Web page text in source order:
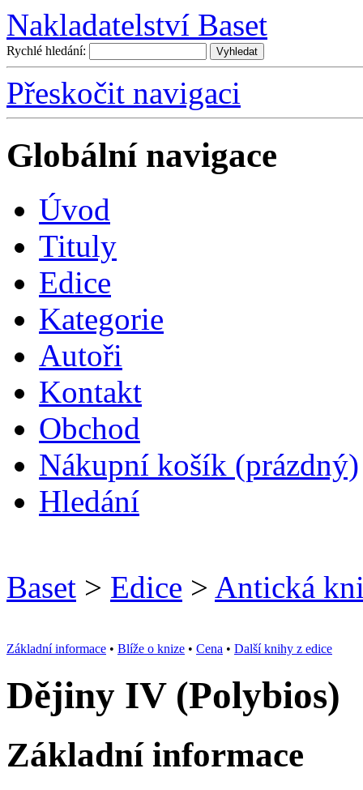
Nakladatelství Baset
Rychlé hledání:
Přeskočit navigaci
Globální navigace
Úvod
Tituly
Edice
Kategorie
Autoři
Kontakt
Obchod
Nákupní košík (prázdný)
Hledání
Baset > Edice > Antická
Základní informace • Blíže o knize • Cena • Další knihy z edice
Dějiny IV (Polybios)
Základní informace